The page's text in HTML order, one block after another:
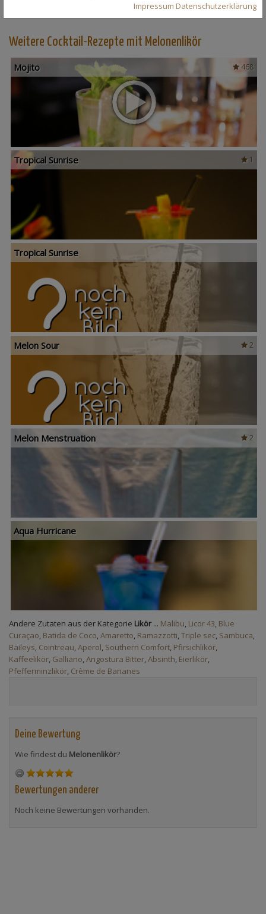
Weitere Cocktail-Rezepte mit Melonenlikör
468
Mojito
1
Tropical Sunrise
Tropical Sunrise
2
Melon Sour
2
Melon Menstruation
Aqua Hurricane
Andere Zutaten aus der Kategorie Likör... Malibu, Licor 43, Blue
Curaçao, Batida de Coco,Amaretto, Ramazzotti,Triple sec, Sambuca,
Baileys, Cointreau,Aperol, Southern Comfort, Pfirsichlikör,
Kaffeelikör, Galliano,Angostura Bitter,Absinth, Eierlikör,
Pfefferminzlikör, Crème de Bananes
Deine Bewertung
Wie findest du Melonenlikör?
Bewertungen anderer
Noch keine Bewertungen vorhanden.
Impressum Datenschutzerklärung